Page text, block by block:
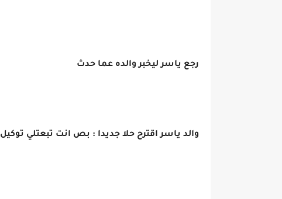
رجع ياسر ليخبر والده عما حدث
والد ياسر اقترح حلا جديدا : بص انت تبعتلي